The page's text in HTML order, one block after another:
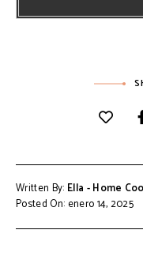
Written By: Ella - Home
Posted On: enero 14, 2025